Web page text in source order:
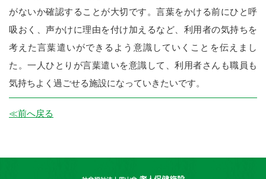
がないか確認することが大切です。言葉をかける前にひと呼
吸おく、声かけに理由を付け加えるなど、利用者の気持ちを
考えた言葉遣いができるよう意識していくことを伝えまし
た。一人ひとりが言葉遣いを意識して、利用者さんも職員も
気持ちよく過ごせる施設になっていきたいです。
≪前へ戻る